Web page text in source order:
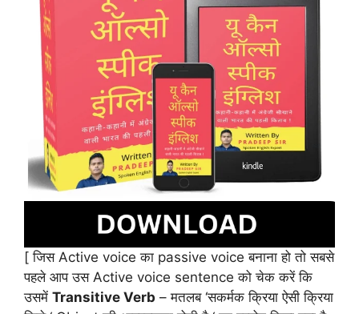
[ जिस Active voice का passive voice बनाना हो तो सबसे
पहले आप उस Active voice sentence को चेक करें कि
उसमें Transitive Verb – मतलब ‘सकर्मक क्रिया ऐसी क्रिया